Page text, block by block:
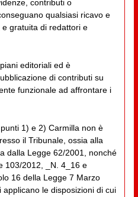
contributi o
qualsiasi ricavo e
gratuita di redattori e
editoriali ed è
di contributi su
funzionale ad affrontare i
1) e 2) Carmilla non è
il Tribunale, ossia alla
dalla Legge 62/2001, nonché
103/2012, _N. 4_16 e
16 della Legge 7 Marzo
le disposizioni di cui